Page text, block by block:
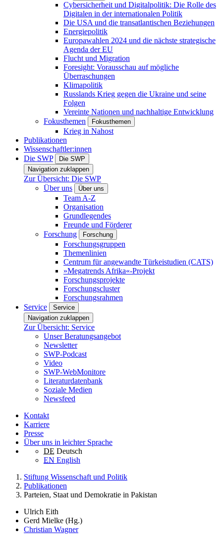
Cybersicherheit und Digitalpolitik: Die Rolle des
Digitalen in der internationalen Politik
Die USA und die transatlantischen Beziehungen
Energiepolitik
Europawahlen 2024 und die nächste strategische
Agenda der EU
Flucht und Migration
Foresight: Vorausschau auf mögliche
Überraschungen
Klimapolitik
Russlands Krieg gegen die Ukraine und seine
Folgen
Vereinte Nationen und nachhaltige Entwicklung
Fokusthemen
Fokusthemen
Krieg in Nahost
Publikationen
Wissenschaftler:innen
Die SWP
Die SWP
Navigation zuklappen
Zur Übersicht: Die SWP
Über uns
Über uns
Team A-Z
Organisation
Grundlegendes
Freunde und Förderer
Forschung
Forschung
Forschungsgruppen
Themenlinien
Centrum für angewandte Türkeistudien (CATS)
»Megatrends Afrika«-Projekt
Forschungsprojekte
Forschungscluster
Forschungsrahmen
Service
Service
Navigation zuklappen
Zur Übersicht: Service
Unser Beratungsangebot
Newsletter
SWP-Podcast
Video
SWP-WebMonitore
Literaturdatenbank
Soziale Medien
Newsfeed
Kontakt
Karriere
Presse
Über uns in leichter Sprache
DE Deutsch
EN English
Stiftung Wissenschaft und Politik
Publikationen
Parteien, Staat und Demokratie in Pakistan
Ulrich Eith
Gerd Mielke (Hg.)
Christian Wagner